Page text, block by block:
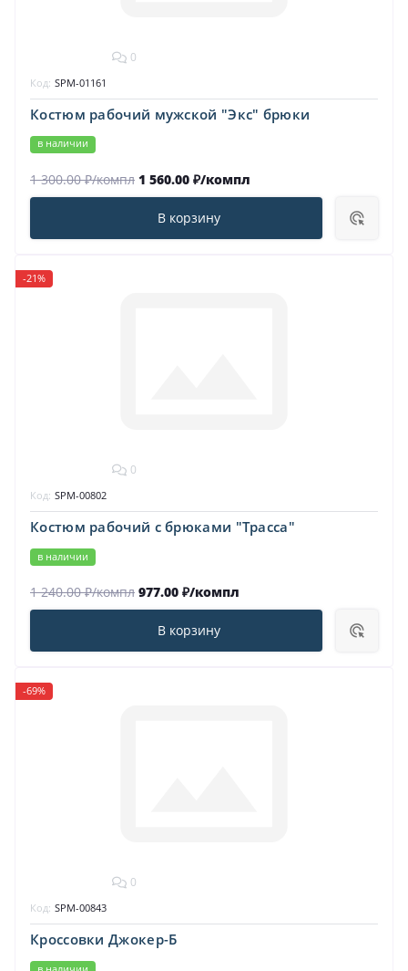
0
Костюм рабочий мужской "Экс" брюки
в наличии
Код: SPM-01161
1 300.00 ₽/компл 1 560.00 ₽/компл
В корзину
-21%
0
Костюм рабочий с брюками "Трасса"
в наличии
Код: SPM-00802
1 240.00 ₽/компл 977.00 ₽/компл
В корзину
-69%
0
Кроссовки Джокер-Б
Код: SPM-00843